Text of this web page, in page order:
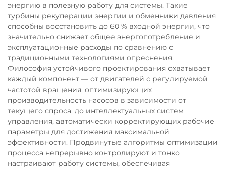
энергию в полезную работу для системы. Такие
турбины рекуперации энергии и обменники давления
способны восстановить до 60 % входной энергии, что
значительно снижает общее энергопотребление и
эксплуатационные расходы по сравнению с
традиционными технологиями опреснения.
Философия устойчивого проектирования охватывает
каждый компонент — от двигателей с регулируемой
частотой вращения, оптимизирующих
производительность насосов в зависимости от
текущего спроса, до интеллектуальных систем
управления, автоматически корректирующих рабочие
параметры для достижения максимальной
эффективности. Продвинутые алгоритмы оптимизации
процесса непрерывно контролируют и тонко
настраивают работу системы, обеспечивая